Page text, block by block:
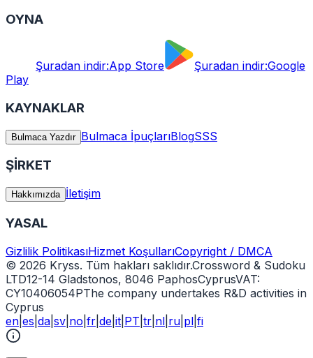
OYNA
Şuradan indir:App Store Şuradan indir:Google
Play
KAYNAKLAR
Bulmaca Yazdır Bulmaca İpuçlarıBlogSSS
ŞİRKET
Hakkımızda İletişim
YASAL
Gizlilik PolitikasıHizmet KoşullarıCopyright / DMCA
© 2026 Kryss. Tüm hakları saklıdır.Crossword & Sudoku
LTD12-14 Gladstonos, 8046 PaphosCyprusVAT:
CY10406054PThe company undertakes R&D activities in
Cyprus
en es da sv no fr de it PT tr nl ru pl fi